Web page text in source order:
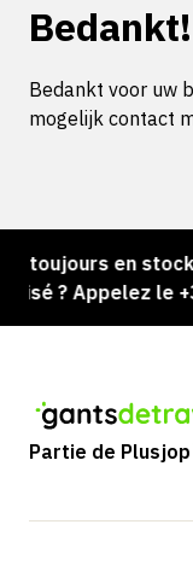
Bedankt!
Bedankt voor uw
mogelijk contact
toujours en stock
? Appelez le
Partie de Plusjop